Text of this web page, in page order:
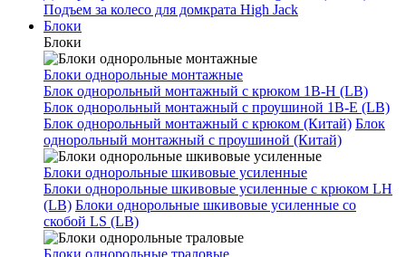
Подъем за колесо для домкрата High Jack
Блоки
Блоки
Блоки однорольные монтажные
Блок однорольный монтажный с крюком 1B-H (LB)
Блок однорольный монтажный с проушиной 1B-E (LB)
Блок однорольный монтажный с крюком (Китай) Блок
однорольный монтажный с проушиной (Китай)
Блоки однорольные шкивовые усиленные
Блоки однорольные шкивовые усиленные с крюком LH
(LB) Блоки однорольные шкивовые усиленные со
скобой LS (LB)
Блоки однорольные траловые